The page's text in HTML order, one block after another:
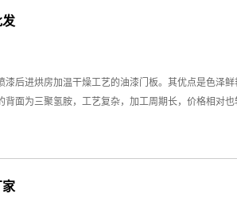
发
漆后进烘房加温干燥工艺的油漆门板。其优点是色泽
背面为三聚氢胺，工艺复杂，加工周期长，价格相对也
家